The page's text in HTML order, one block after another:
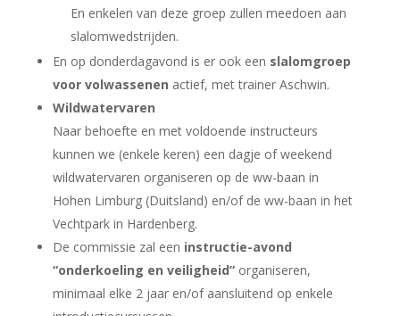
En enkelen van deze groep zullen meedoen aan
slalomwedstrijden.
En op donderdagavond is er ook een slalomgroep
voor volwassenen actief, met trainer Aschwin.
Wildwatervaren
Naar behoefte en met voldoende instructeurs
kunnen we (enkele keren) een dagje of weekend
wildwatervaren organiseren op de ww-baan in
Hohen Limburg (Duitsland) en/of de ww-baan in het
Vechtpark in Hardenberg.
De commissie zal een instructie-avond
“onderkoeling en veiligheid”organiseren,
minimaal elke 2 jaar en/of aansluitend op enkele